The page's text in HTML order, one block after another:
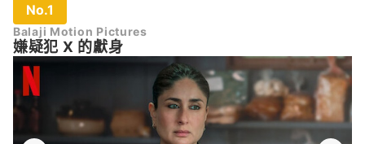
No.1
Balaji Motion Pictures
嫌疑犯 X 的獻身